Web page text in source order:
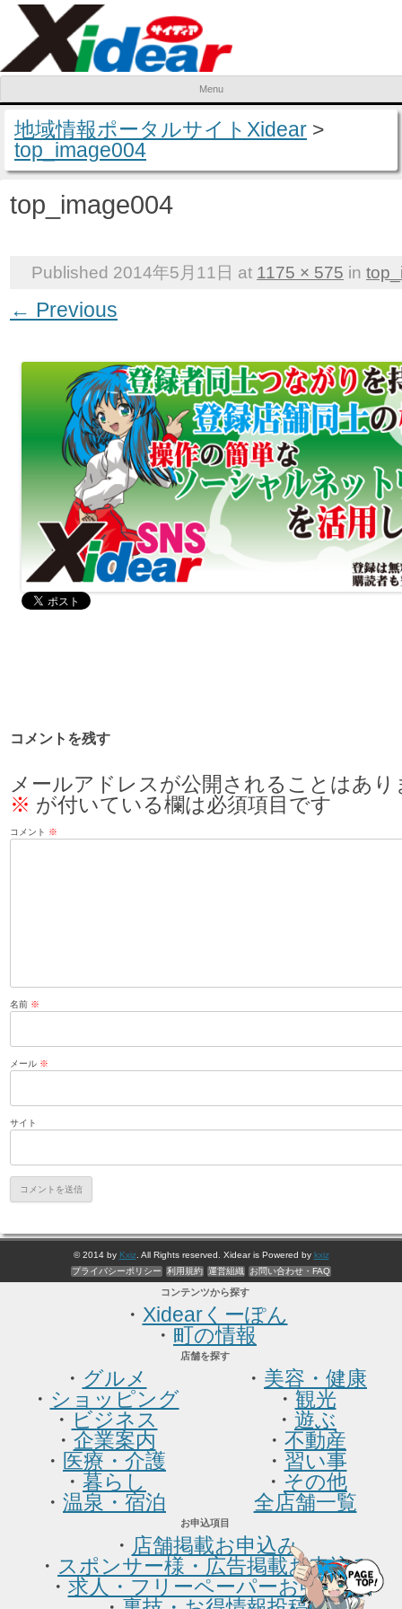
Menu
Skip to content
地域情報ポータルサイトXidear >
top_image004
top_image004
Published 2014年5月11日 at 1175 × 575 in
← Previous
コメントを残す
メールアドレスが公開されることはあり
※ が付いている欄は必須項目です
コメント ※
名前 ※
メール ※
サイト
© 2014 by Kxiz. All Rights reserved. Xidear is Powered by kxiz
プライバシーポリシー
利用規約 運営組織 お問い合わせ・FAQ
コンテンツから探す
・ Xidearくーぽん
・ 町の情報
店舗を探す
・ グルメ
・ ショッピング
・ ビジネス
・ 企業案内
・ 医療・介護
・ 暮らし
・ 温泉・宿泊
・ 美容・健康
・ 観光
・ 遊ぶ
・ 不動産
・ 習い事
・ その他
全店舗一覧
お申込項目
・ 店舗掲載お申込み
・ スポンサー様・広告掲載お申込み
・ 求人・フリーペーパーお申込み